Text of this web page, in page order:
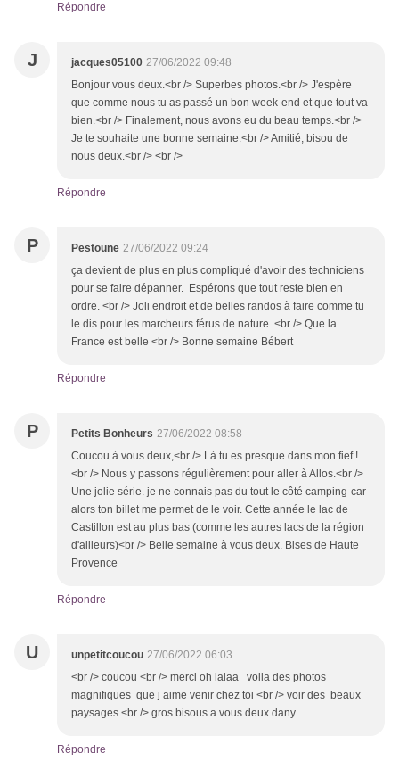
Répondre
J jacques05100 27/06/2022 09:48
Bonjour vous deux.<br /> Superbes photos.<br /> J'espère
que comme nous tu as passé un bon week-end et que tout va
bien.<br /> Finalement, nous avons eu du beau temps.<br />
Je te souhaite une bonne semaine.<br /> Amitié, bisou de
nous deux.<br /> <br />
Répondre
P Pestoune 27/06/2022 09:24
ça devient de plus en plus compliqué d'avoir des techniciens
pour se faire dépanner. Espérons que tout reste bien en
ordre. <br /> Joli endroit et de belles randos à faire comme tu
le dis pour les marcheurs férus de nature. <br /> Que la
France est belle <br /> Bonne semaine Bébert
Répondre
P Petits Bonheurs 27/06/2022 08:58
Coucou à vous deux,<br /> Là tu es presque dans mon fief !
<br /> Nous y passons régulièrement pour aller à Allos.<br />
Une jolie série. je ne connais pas du tout le côté camping-car
alors ton billet me permet de le voir. Cette année le lac de
Castillon est au plus bas (comme les autres lacs de la région
d'ailleurs)<br /> Belle semaine à vous deux. Bises de Haute
Provence
Répondre
U unpetitcoucou 27/06/2022 06:03
<br /> coucou <br /> merci oh lalaa voila des photos
magnifiques que j aime venir chez toi <br /> voir des beaux
paysages <br /> gros bisous a vous deux dany
Répondre